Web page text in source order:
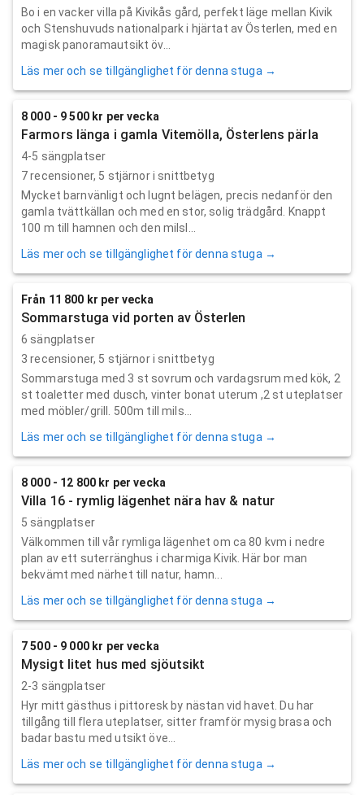
Bo i en vacker villa på Kivikås gård, perfekt läge mellan Kivik
och Stenshuvuds nationalpark i hjärtat av Österlen, med en
magisk panoramautsikt öv...
Läs mer och se tillgänglighet för denna stuga →
8 000 - 9 500 kr per vecka
Farmors länga i gamla Vitemölla, Österlens pärla
4-5 sängplatser
7recensioner, 5 stjärnor i snittbetyg
Mycket barnvänligt och lugnt belägen, precis nedanför den
gamla tvättkällan och med en stor, solig trädgård. Knappt
100 m till hamnen och den milsl...
Läs mer och se tillgänglighet för denna stuga →
Från 11 800 kr per vecka
Sommarstuga vid porten av Österlen
6 sängplatser
3 recensioner, 5 stjärnor i snittbetyg
Sommarstuga med 3 st sovrum och vardagsrum med kök, 2
st toaletter med dusch, vinter bonat uterum ,2 st uteplatser
med möbler/grill. 500m till mils...
Läs mer och se tillgänglighet för denna stuga →
8 000 - 12 800 kr per vecka
Villa 16 - rymlig lägenhet nära hav & natur
5 sängplatser
Välkommen till vår rymliga lägenhet om ca 80 kvm i nedre
plan av ett suterränghus i charmiga Kivik. Här bor man
bekvämt med närhet till natur, hamn...
Läs mer och se tillgänglighet för denna stuga →
7 500 - 9 000 kr per vecka
Mysigt litet hus med sjöutsikt
2-3 sängplatser
Hyr mitt gästhus i pittoresk by nästan vid havet. Du har
tillgång till flera uteplatser, sitter framför mysig brasa och
badar bastu med utsikt öve...
Läs mer och se tillgänglighet för denna stuga →